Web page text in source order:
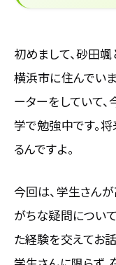
初めまして、砂田
横浜市に住んでい
ーターをしていて
学で勉強中です。
るんですよ。
今回は、学生さん
がちな疑問につい
た経験を交えてお話